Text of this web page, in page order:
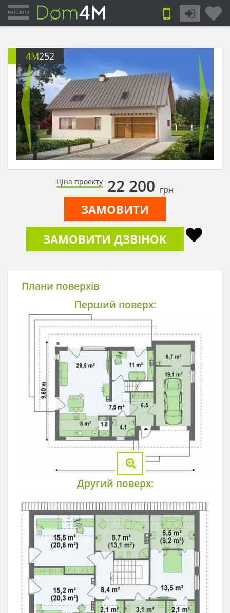
4M252
Ціна проекту 22 200 грн
ЗАМОВИТИ
ЗАМОВИТИ ДЗВІНОК
Плани поверхів
Перший поверх:
Другий поверх: